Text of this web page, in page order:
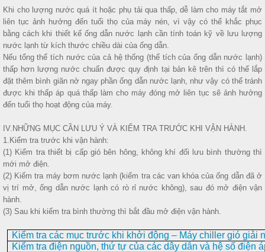
Khi cho lượng nước quá ít hoặc phụ tải qua thấp, dễ làm cho máy tắt mở
liên tục ảnh hưởng đến tuổi thọ của máy nén, vì vậy có thể khắc phục
bằng cách khi thiết kế ống dẫn nước lạnh cần tính toán kỹ về lưu lượng
nước lạnh từ kích thước chiều dài của ống dẫn.
Nếu tổng thể tích nước của cả hệ thống (thể tích của ống dẫn nước lạnh)
thấp hơn lượng nước chuẩn được quy định tại bản kê trên thì có thể lắp
đặt thêm bình giãn nở ngay phần ống dẫn nước lạnh, như vậy có thể tránh
được khi thấp áp quá thấp làm cho máy đóng mở liên tục sẽ ảnh hưởng
đến tuổi thọ hoạt động của máy.
IV.NHỮNG MỤC CẦN LƯU Ý VÀ KIỂM TRA TRƯỚC KHI VẬN HÀNH.
1.Kiểm tra trước khi vận hành:
(1) Kiểm tra thiết bị cấp gió bên hông, không khí đối lưu bình thường thì
mới mở điện.
(2) Kiểm tra máy bơm nước lạnh (kiểm tra các van khóa của ống dẫn đã ở
vị trí mở, ống dẫn nước lạnh có rò rỉ nước không), sau đó mở điện vận
hành.
(3) Sau khi kiểm tra bình thường thì bắt đầu mở điện vận hành.
Kiểm tra các mục trước khi khởi động – Máy chiller gió giải
Kiểm tra điện nguồn, thứ tự của các dây dẫn và hệ số điện